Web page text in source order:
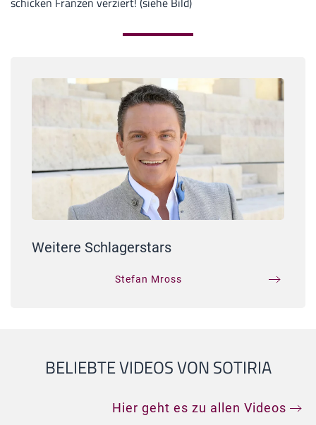
Weitere Schlagerstars
Stefan Mross
BELIEBTE VIDEOS VON SOTIRIA
Hier geht es zu allen Videos